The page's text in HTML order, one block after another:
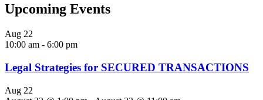
Upcoming Events
Aug 22
10:00 am - 6:00 pm
Legal Strategies for SECURED TRANSACTIONS
Aug 22